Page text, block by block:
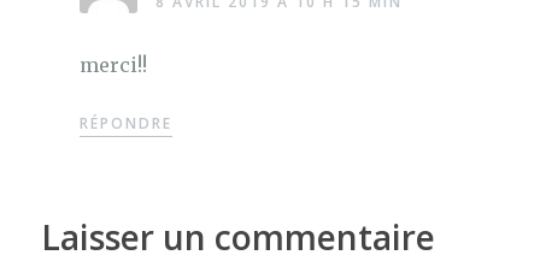
merci!!
RÉPONDRE
Laisser un commentaire